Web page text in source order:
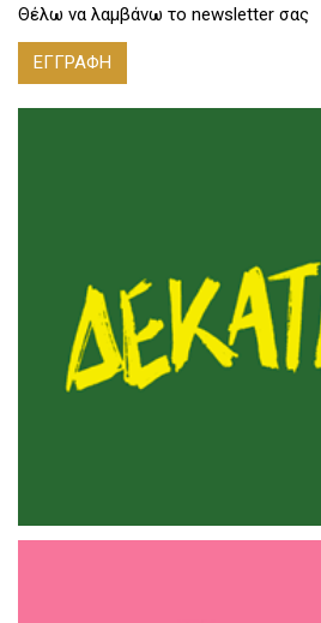
Θέλω να λαμβάνω το newsletter σας
ΕΓΓΡΑΦΗ